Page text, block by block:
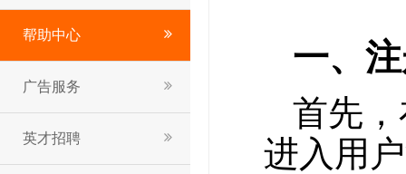
帮助中心
广告服务
英才招聘
一、
首先
进入用